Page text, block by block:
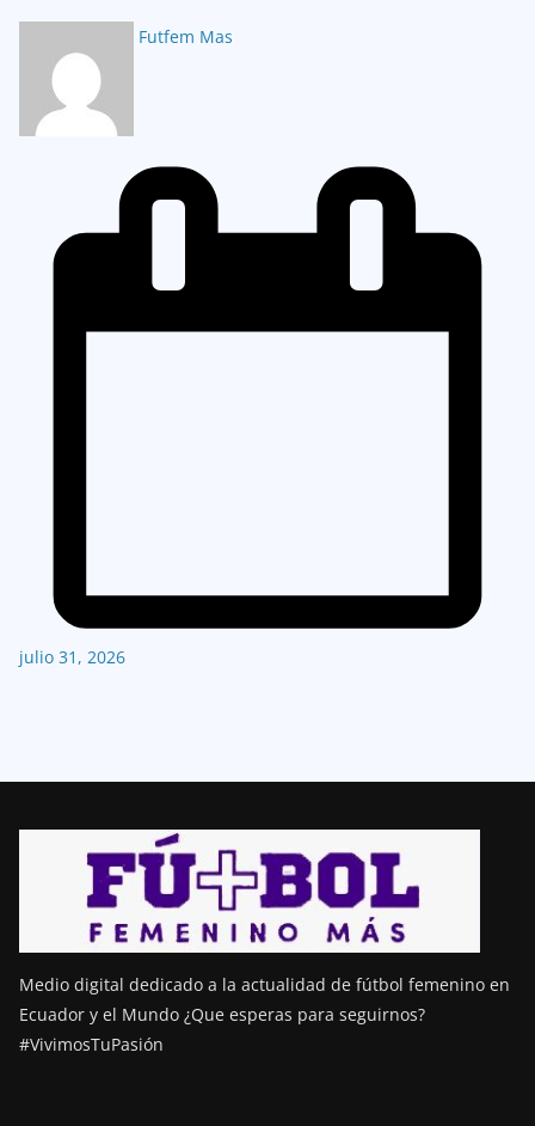
Futfem Mas
julio 31, 2026
Medio digital dedicado a la actualidad de fútbol femenino en
Ecuador y el Mundo ¿Que esperas para seguirnos?
#VivimosTuPasión